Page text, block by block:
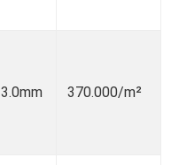
3.0mm 370.000/m²